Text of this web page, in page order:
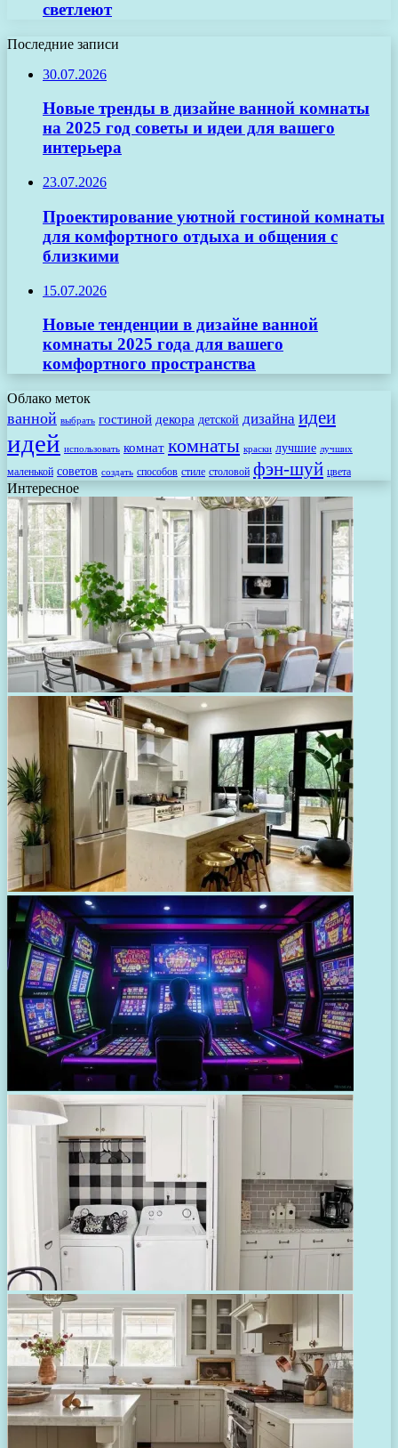
светлеют
Последние записи
30.07.2026
Новые тренды в дизайне ванной комнаты
на 2025 год советы и идеи для вашего
интерьера
23.07.2026
Проектирование уютной гостиной комнаты
для комфортного отдыха и общения с
близкими
15.07.2026
Новые тенденции в дизайне ванной
комнаты 2025 года для вашего
комфортного пространства
Облако меток
ванной выбрать гостиной декора детской дизайна идеи
идей использовать комнат комнаты краски лучшие лучших
маленькой советов создать способов стиле столовой фэн-шуй цвета
Интересное